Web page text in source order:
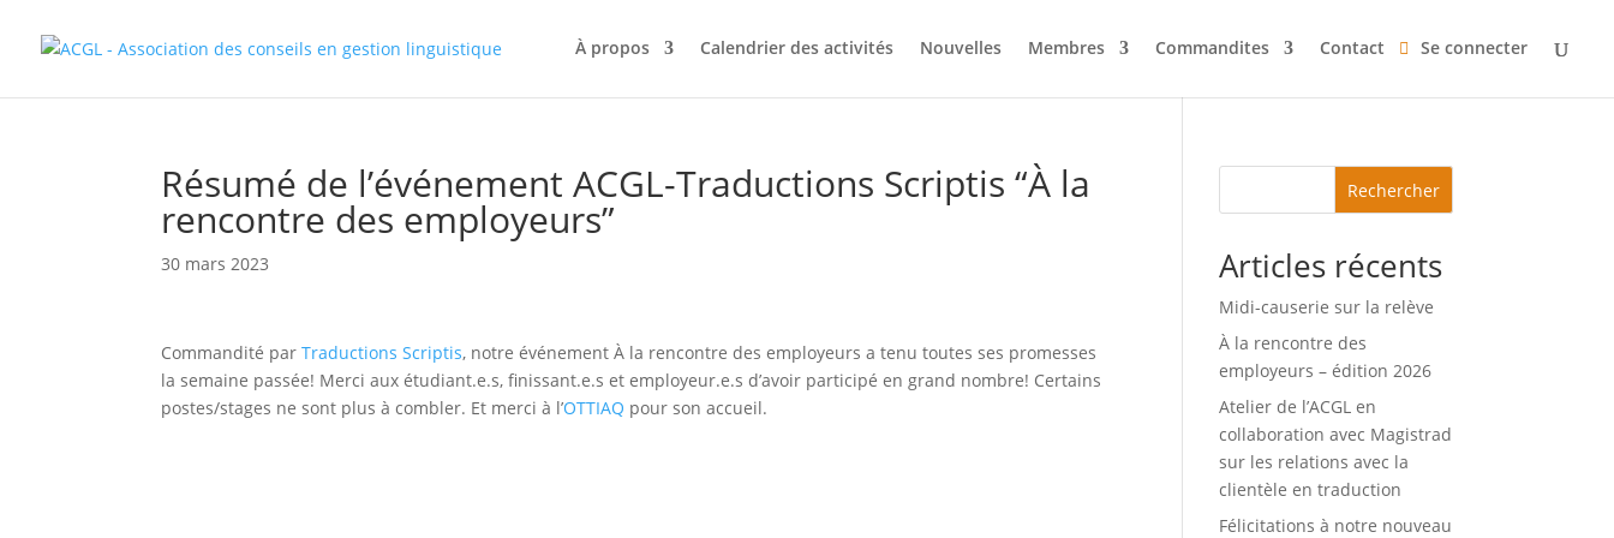
À propos Calendrier des activités Nouvelles Membres Commandites Contact Se connecter
Résumé de l’événement ACGL-Traductions Scriptis “À la
rencontre des employeurs”
30 mars 2023
Commandité parTraductions Scriptis, notre événement À la rencontre des employeurs a tenu toutes ses promesses
la semaine passée! Merci aux étudiant.e.s, finissant.e.s et employeur.e.s d’avoir participé en grand nombre! Certains
postes/stages ne sont plus à combler. Et merci à l’OTTIAQ pour son accueil.
Rechercher
Articles récents
Midi-causerie sur la relève
À la rencontre des
employeurs – édition 2026
Atelier de l’ACGL en
collaboration avec Magistrad
sur les relations avec la
clientèle en traduction
Félicitations à notre nouveau